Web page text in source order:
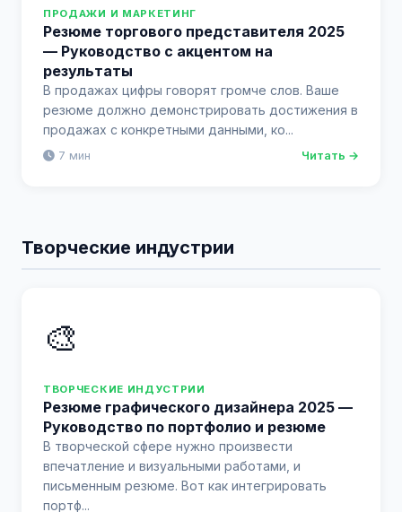
ПРОДАЖИ И МАРКЕТИНГ
Резюме торгового представителя 2025
— Руководство с акцентом на
результаты
В продажах цифры говорят громче слов. Ваше
резюме должно демонстрировать достижения в
продажах с конкретными данными, ко...
7 мин Читать →
Творческие индустрии
🎨
ТВОРЧЕСКИЕ ИНДУСТРИИ
Резюме графического дизайнера 2025 —
Руководство по портфолио и резюме
В творческой сфере нужно произвести
впечатление и визуальными работами, и
письменным резюме. Вот как интегрировать
портф...